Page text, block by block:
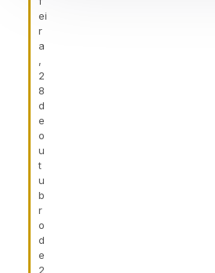
ei
r
a
,
2
8
d
e
o
u
t
u
b
r
o
d
e
2